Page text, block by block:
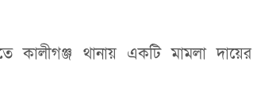
কালীগঞ্জ থানায় একটি মামলা দায়ের